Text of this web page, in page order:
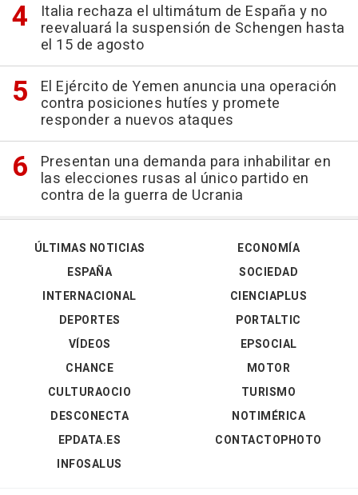
Italia rechaza el ultimátum de España y no
reevaluará la suspensión de Schengen hasta
el 15 de agosto
El Ejército de Yemen anuncia una operación
contra posiciones hutíes y promete
responder a nuevos ataques
Presentan una demanda para inhabilitar en
las elecciones rusas al único partido en
contra de la guerra de Ucrania
ÚLTIMAS NOTICIAS
ESPAÑA
INTERNACIONAL
DEPORTES
VÍDEOS
ECONOMÍA
SOCIEDAD
CIENCIAPLUS
PORTALTIC
EPSOCIAL
CHANCE
CULTURAOCIO
DESCONECTA
EPDATA.ES
INFOSALUS
MOTOR
TURISMO
NOTIMÉRICA
CONTACTOPHOTO